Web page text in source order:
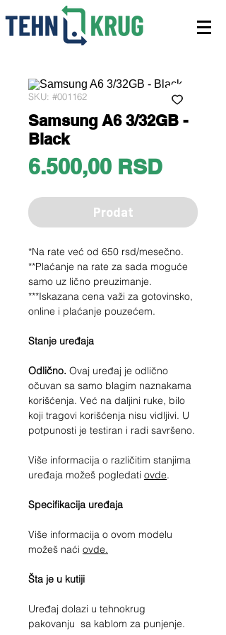
SKU: #001162
Samsung A6 3/32GB -
Black
6.500,00 RSDPrice
Prodat
*Na rate već od 650 rsd/mesečno.
**Plaćanje na rate za sada moguće
samo uz lično preuzimanje.
***Iskazana cena važi za gotovinsko,
online i plaćanje pouzećem.
Stanje uređaja
Odlično. Ovaj uređaj je odlično
očuvan sa samo blagim naznakama
korišćenja. Već na daljini ruke, bilo
koji tragovi korišćenja nisu vidljivi. U
potpunosti je testiran i radi savršeno.
Više informacija o različitim stanjima
uređaja možeš pogledati ovde.
Specifikacija uređaja
Više informacija o ovom modelu
možeš naći ovde.
Šta je u kutiji
Uređaj dolazi u tehnokrug
pakovanju sa kablom za punjenje.